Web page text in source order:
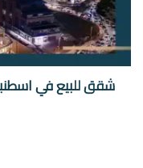
شقق للبيع في